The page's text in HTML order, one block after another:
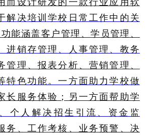
解决培训学校日常工作中的关
能涵盖客户管理、学员管理、
进销存管理、人事管理、教务
管理、报表分析、营销管理、
特色功能。一方面助力学校做
长服务体验；另一方面帮助学
个人解决招生引流、资金监
务、工作考核、业务预警、决